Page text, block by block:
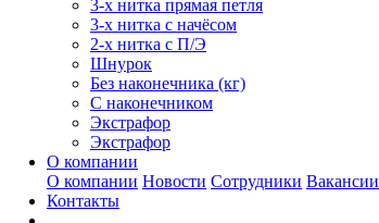
3-х нитка прямая петля
3-х нитка с начёсом
2-х нитка с П/Э
Шнурок
Без наконечника (кг)
С наконечником
Экстрафор
Экстрафор
О компании
О компании Новости Сотрудники Вакансии
Контакты